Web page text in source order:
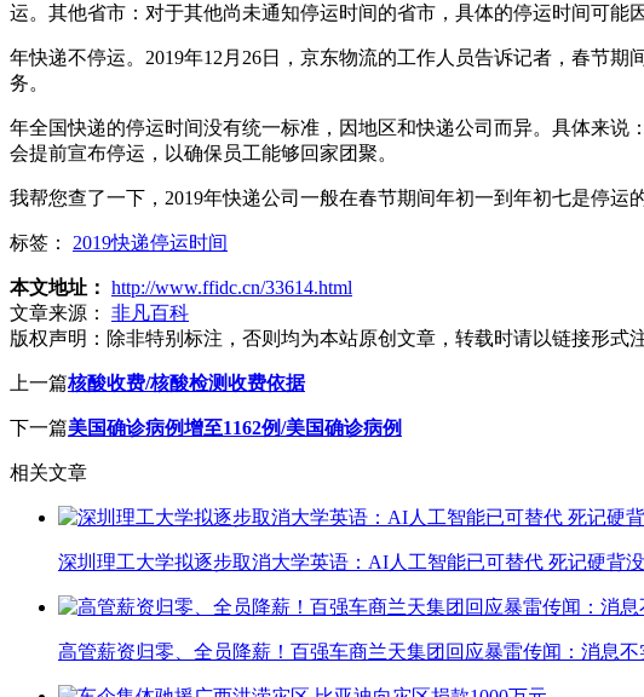
运。其他省市：对于其他尚未通知停运时间的省市，具体的停运时间可能
年快递不停运。2019年12月26日，京东物流的工作人员告诉记者，春节
务。
年全国快递的停运时间没有统一标准，因地区和快递公司而异。具体来
会提前宣布停运，以确保员工能够回家团聚。
我帮您查了一下，2019年快递公司一般在春节期间年初一到年初七是停运
标签： 2019快递停运时间
本文地址： http://www.ffidc.cn/33614.html
文章来源：
非凡百科
版权声明： 除非特别标注，否则均为本站原创文章，转载时请以链接形式
上一篇核酸收费/核酸检测收费依据
下一篇美国确诊病例增至1162例/美国确诊病例
相关文章
深圳理工大学拟逐步取消大学英语：AI人工智能已可替代 死记硬背
高管薪资归零、全员降薪！百强车商兰天集团回应暴雷传闻：消息不